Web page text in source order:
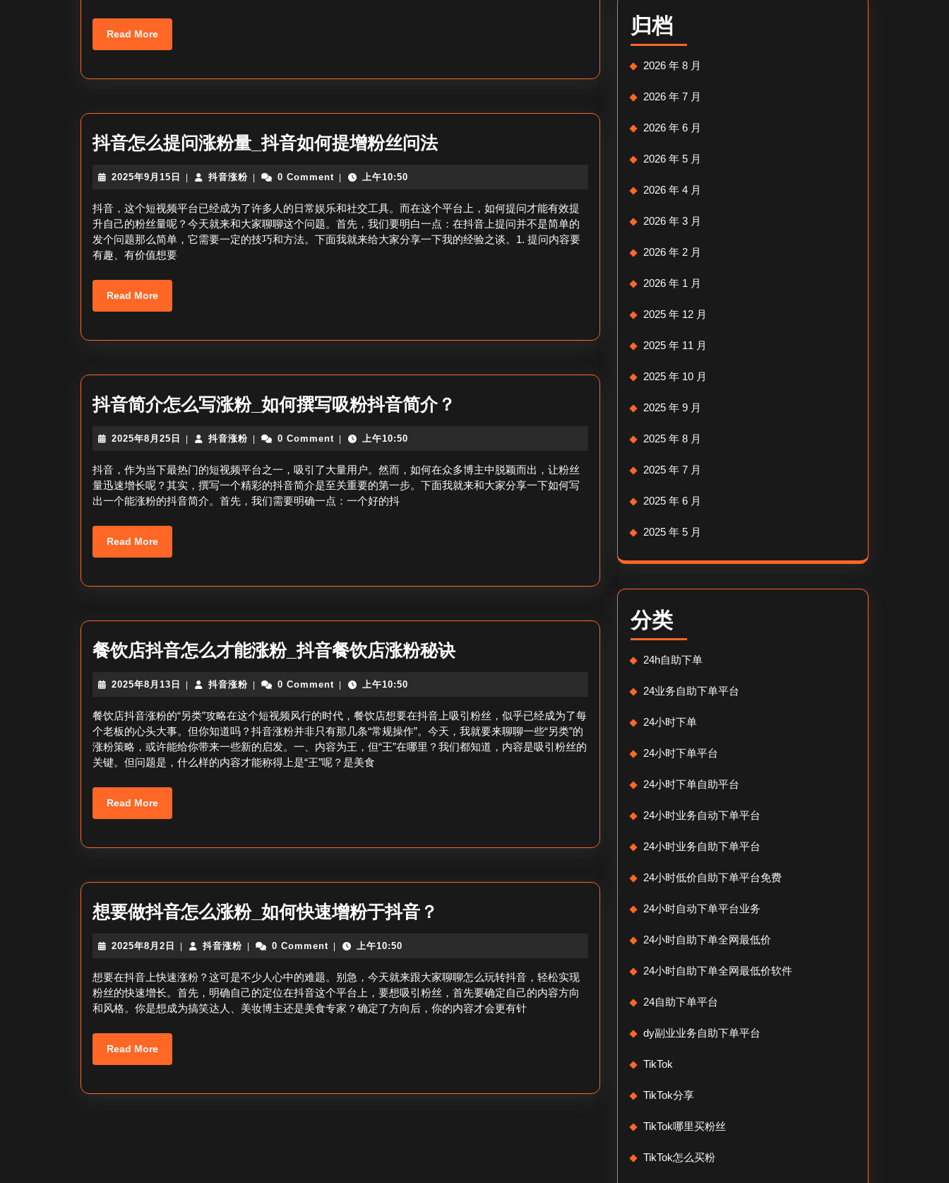
知
音
点
赞
Read MoreRead
More
抖音怎么提问涨粉量_抖音如何提增粉丝问法抖
么
提
问
音
如
增
粉
2025年9月15日
2025
9
月
15
日
抖音涨粉抖
涨
粉
0 Comment 上午10:50
抖音，这个短视频平台已经成为了许多人的日常娱乐和社交工具。而在这个平台上，如何提问才能有效提
升自己的粉丝量呢？今天就来和大家聊聊这个问题。首先，我们要明白一点：在抖音上提问并不是简单的
发个问题那么简单，它需要一定的技巧和方法。下面我就来给大家分享一下我的经验之谈。1. 提问内容要
有趣、有价值想要
Read MoreRead
More
抖音简介怎么写涨粉_如何撰写吸粉抖音简介？
介
怎
如
撰
粉
抖
2025年8月25日
2025
8
月
25
日
抖音涨粉抖
涨
粉
0 Comment 上午10:50
抖音，作为当下最热门的短视频平台之一，吸引了大量用户。然而，如何在众多博主中脱颖而出，让粉丝
量迅速增长呢？其实，撰写一个精彩的抖音简介是至关重要的第一步。下面我就来和大家分享一下如何写
出一个能涨粉的抖音简介。首先，我们需要明确一点：一个好的抖
Read MoreRead
More
餐饮店抖音怎么才能涨粉_抖音餐饮店涨粉秘诀餐
抖
音
怎
_
饮
店
涨
2025年8月13日
2025
8
月
13
日
抖音涨粉抖
涨
粉
0 Comment 上午10:50
餐饮店抖音涨粉的“另类”攻略在这个短视频风行的时代，餐饮店想要在抖音上吸引粉丝，似乎已经成为了每
个老板的心头大事。但你知道吗？抖音涨粉并非只有那几条“常规操作”。今天，我就要来聊聊一些“另类”的
涨粉策略，或许能给你带来一些新的启发。一、内容为王，但“王”在哪里？我们都知道，内容是吸引粉丝的
关键。但问题是，什么样的内容才能称得上是“王”呢？是美食
Read MoreRead
More
想要做抖音怎么涨粉_如何快速增粉于抖音？
抖
音
怎
2025年8月2日
2025
8
月
2
日
抖音涨粉抖
涨
粉
0 Comment 上午10:50
想要在抖音上快速涨粉？这可是不少人心中的难题。别急，今天就来跟大家聊聊怎么玩转抖音，轻松实现
粉丝的快速增长。首先，明确自己的定位在抖音这个平台上，要想吸引粉丝，首先要确定自己的内容方向
和风格。你是想成为搞笑达人、美妆博主还是美食专家？确定了方向后，你的内容才会更有针
Read MoreRead
More
归档
2026 年 8 月
2026 年 7 月
2026 年 6 月
2026 年 5 月
2026 年 4 月
2026 年 3 月
2026 年 2 月
2026 年 1 月
2025 年 12 月
2025 年 11 月
2025 年 10 月
2025 年 9 月
2025 年 8 月
2025 年 7 月
2025 年 6 月
2025 年 5 月
分类
24h自助下单
24业务自助下单平台
24小时下单
24小时下单平台
24小时下单自助平台
24小时业务自动下单平台
24小时业务自助下单平台
24小时低价自助下单平台免费
24小时自动下单平台业务
24小时自助下单全网最低价
24小时自助下单全网最低价软件
24自助下单平台
dy副业业务自助下单平台
TikTok
TikTok分享
TikTok哪里买粉丝
TikTok怎么买粉